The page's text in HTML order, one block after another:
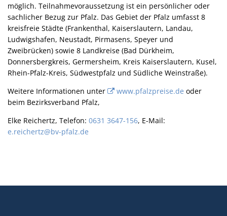
möglich. Teilnahmevoraussetzung ist ein persönlicher oder
sachlicher Bezug zur Pfalz. Das Gebiet der Pfalz umfasst 8
kreisfreie Städte (Frankenthal, Kaiserslautern, Landau,
Ludwigshafen, Neustadt, Pirmasens, Speyer und
Zweibrücken) sowie 8 Landkreise (Bad Dürkheim,
Donnersbergkreis, Germersheim, Kreis Kaiserslautern, Kusel,
Rhein-Pfalz-Kreis, Südwestpfalz und Südliche Weinstraße).
Weitere Informationen unter
www.pfalzpreise.de oder
beim Bezirksverband Pfalz,
Elke Reichertz, Telefon: 0631 3647-156, E-Mail:
e.reichertz@bv-pfalz.de